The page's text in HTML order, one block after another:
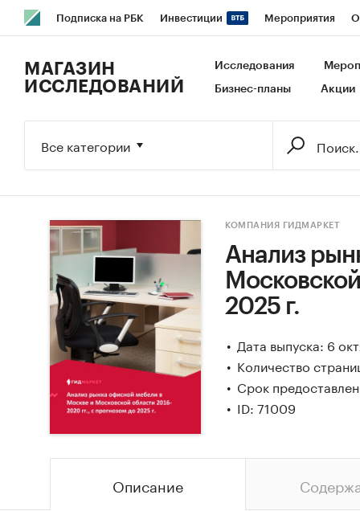
Подписка на РБК Инвестиции Мероприятия
Исследования Кредитные рейтинги Франшизы
МАГАЗИН
ИССЛЕДОВАНИЙ
Исследования
Бизнес-планы Акции
Все категории
КОМПАНИЯ ГИДМАРКЕТ
Анализ
2025 г.
Дата выпуска: 6
Количество
Срок
ID: 71009
Описание